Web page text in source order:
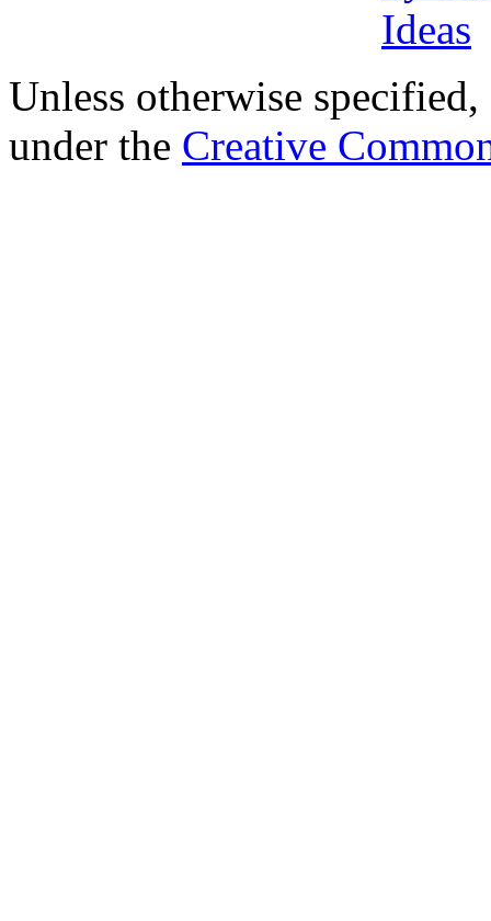
Unless otherwise
under the Creative